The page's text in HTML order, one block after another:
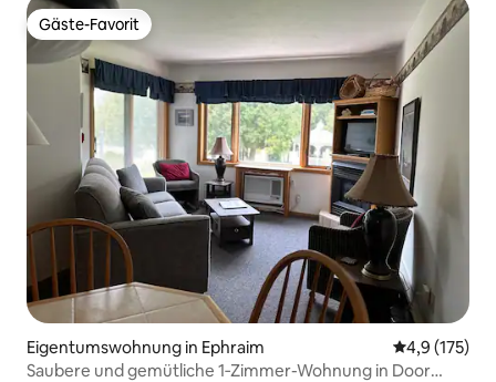
Gäste-Favorit
Gäste-Favorit
Eigentumswohnung in Ephraim
4,9 (175)
Saubere und gemütliche 1‑Zimmer-Wohnung in Door